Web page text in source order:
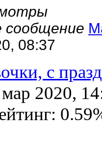
сообщение
08:37
с
2020,